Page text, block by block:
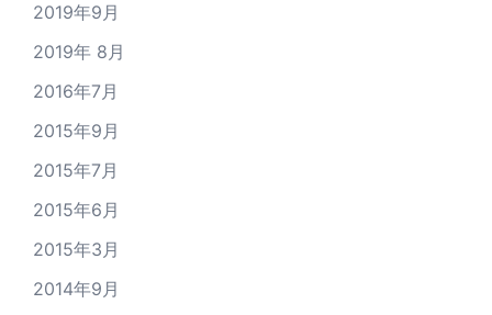
2019年9月
2019年 8月
2016年7月
2015年9月
2015年7月
2015年6月
2015年3月
2014年9月